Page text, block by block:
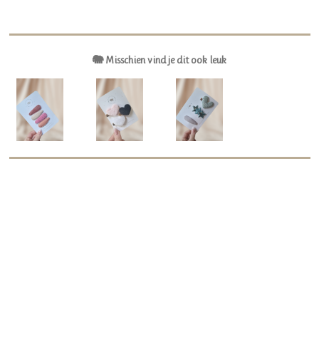
🐘 Misschien vind je dit ook leuk